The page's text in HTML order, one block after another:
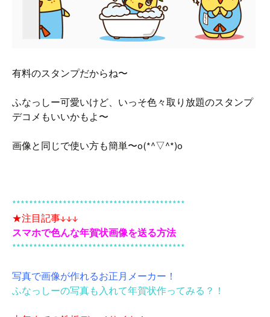
有料のスタンプだからね〜
ふなっしー可愛いけど、いっそ色々取り放題のスタンプ
デコメもいいかもよ〜
画像と同じで使い方も簡単〜o(*^▽^*)o
*****************************************
★注目記事↓↓↓
スマホで色んな年賀状画像を送る方法
*****************************************
写真で画像が作れるお正月メーカー！
ふなっしーの写真も入れて年賀状作ってみる？！